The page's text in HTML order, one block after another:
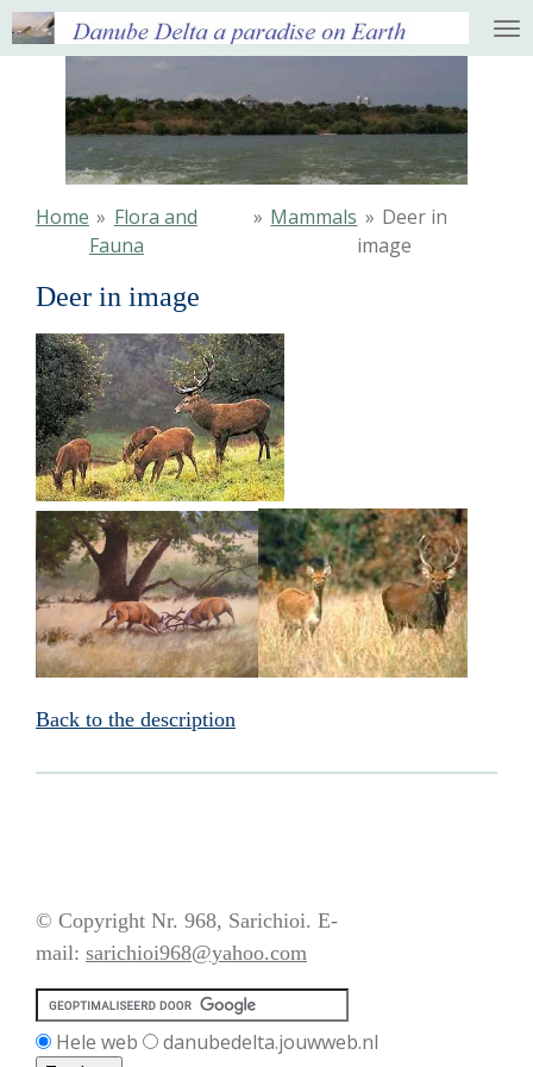
Ga
direct
hoofdinhoud
Home » Flora and
Fauna
» Mammals » Deer in
image
Deer in image
Back to the description
© Copyright Nr. 968, Sarichioi. E-
mail: sarichioi968@yahoo.com
Hele web danubedelta.jouwweb.nl